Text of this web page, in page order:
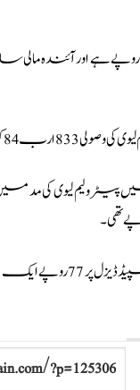
لیوی کی وصولی کا تخمینہ ایک ہزار
واضح رہے کہ اس وقت پیٹرول